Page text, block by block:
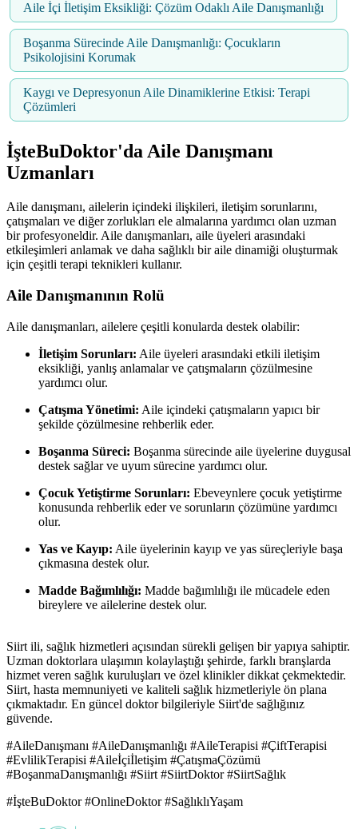
Aile İçi İletişim Eksikliği: Çözüm Odaklı Aile Danışmanlığı
Boşanma Sürecinde Aile Danışmanlığı: Çocukların
Psikolojisini Korumak
Kaygı ve Depresyonun Aile Dinamiklerine Etkisi: Terapi
Çözümleri
İşteBuDoktor'da Aile Danışmanı
Uzmanları
Aile danışmanı, ailelerin içindeki ilişkileri, iletişim sorunlarını,
çatışmaları ve diğer zorlukları ele almalarına yardımcı olan uzman
bir profesyoneldir. Aile danışmanları, aile üyeleri arasındaki
etkileşimleri anlamak ve daha sağlıklı bir aile dinamiği oluşturmak
için çeşitli terapi teknikleri kullanır.
Aile Danışmanının Rolü
Aile danışmanları, ailelere çeşitli konularda destek olabilir:
İletişim Sorunları: Aile üyeleri arasındaki etkili iletişim
eksikliği, yanlış anlamalar ve çatışmaların çözülmesine
yardımcı olur.
Çatışma Yönetimi: Aile içindeki çatışmaların yapıcı bir
şekilde çözülmesine rehberlik eder.
Boşanma Süreci: Boşanma sürecinde aile üyelerine duygusal
destek sağlar ve uyum sürecine yardımcı olur.
Çocuk Yetiştirme Sorunları: Ebeveynlere çocuk yetiştirme
konusunda rehberlik eder ve sorunların çözümüne yardımcı
olur.
Yas ve Kayıp: Aile üyelerinin kayıp ve yas süreçleriyle başa
çıkmasına destek olur.
Madde Bağımlılığı: Madde bağımlılığı ile mücadele eden
bireylere ve ailelerine destek olur.
Siirt ili, sağlık hizmetleri açısından sürekli gelişen bir yapıya sahiptir.
Uzman doktorlara ulaşımın kolaylaştığı şehirde, farklı branşlarda
hizmet veren sağlık kuruluşları ve özel klinikler dikkat çekmektedir.
Siirt, hasta memnuniyeti ve kaliteli sağlık hizmetleriyle ön plana
çıkmaktadır. En güncel doktor bilgileriyle Siirt'de sağlığınız
güvende.
#AileDanışmanı #AileDanışmanlığı #AileTerapisi #ÇiftTerapisi
#EvlilikTerapisi #Aileİçiİletişim #ÇatışmaÇözümü
#BoşanmaDanışmanlığı #Siirt #SiirtDoktor #SiirtSağlık
#İşteBuDoktor #OnlineDoktor #SağlıklıYaşam